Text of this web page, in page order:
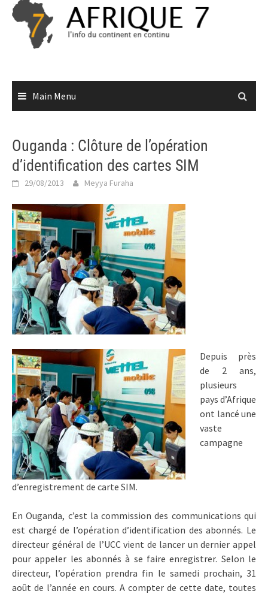
Skip
content
Main Menu
Ouganda : Clôture de l’opération
d’identification des cartes SIM
29/08/2013 Meyya Furaha
Depuis près
de 2 ans,
plusieurs
pays d’Afrique
ont lancé une
vaste
campagne
d’enregistrement de carte SIM.
En Ouganda, c’est la commission des communications qui
est chargé de l’opération d’identification des abonnés. Le
directeur général de l’UCC vient de lancer un dernier appel
pour appeler les abonnés à se faire enregistrer. Selon le
directeur, l’opération prendra fin le samedi prochain, 31
août de l’année en cours. A compter de cette date, toutes